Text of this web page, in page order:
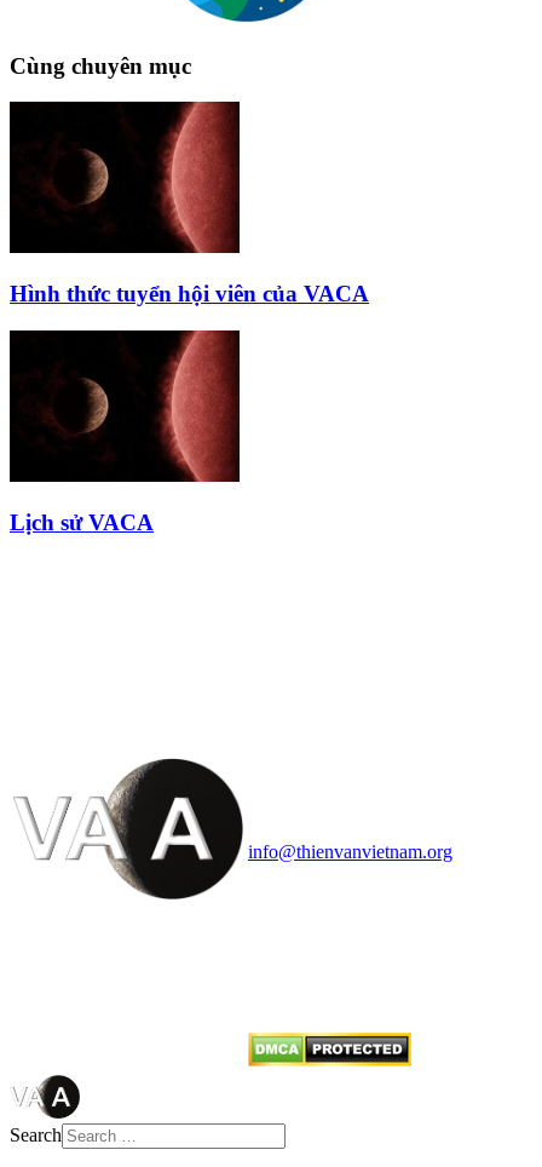
Cùng chuyên mục
Hình thức tuyển hội viên của VACA
Lịch sử VACA
info@thienvanvietnam.org
Search